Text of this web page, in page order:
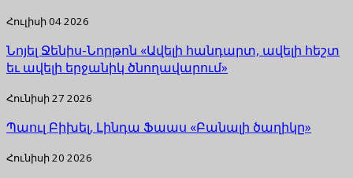
Հուլիսի 04 2026
Նոյել Ջենիս-Նորթոն «Ավելի հանդարտ, ավելի հեշտ
եւ ավելի երջանիկ ծնողավարում»
Հունիսի 27 2026
Պաուլ Բիխել, Լինդա Ֆաաս «Բանալի ծաղիկը»
Հունիսի 20 2026